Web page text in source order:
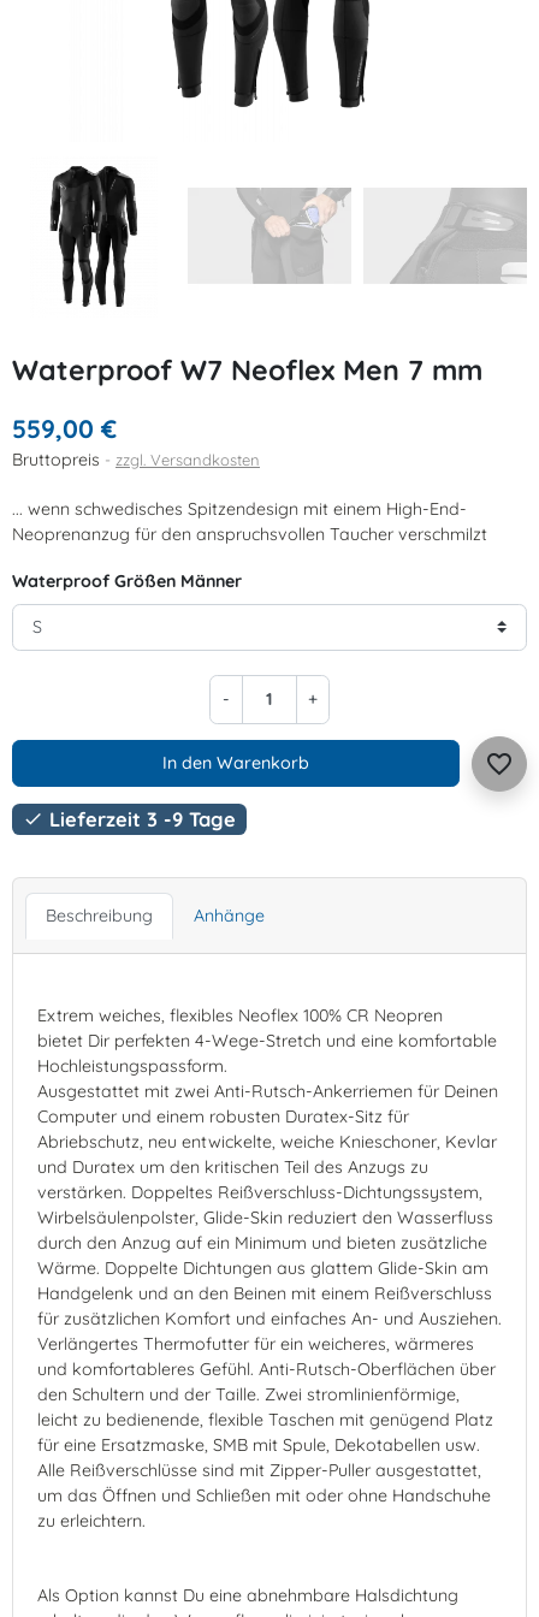
Waterproof W7 Neoflex Men 7 mm
559,00 €
Bruttopreis zzgl. Versandkosten
... wenn schwedisches Spitzendesign mit einem High-End-
Neoprenanzug für den anspruchsvollen Taucher verschmilzt
Waterproof Größen Männer
- +
In den Warenkorb favorite_border
 Lieferzeit 3 -9 Tage
Beschreibung Anhänge
Extrem weiches, flexibles Neoflex 100% CR Neopren
bietet Dir perfekten 4-Wege-Stretch und eine komfortable
Hochleistungspassform.
Ausgestattet mit zwei Anti-Rutsch-Ankerriemen für Deinen
Computer und einem robusten Duratex-Sitz für
Abriebschutz, neu entwickelte, weiche Knieschoner, Kevlar
und Duratex um den kritischen Teil des Anzugs zu
verstärken. Doppeltes Reißverschluss-Dichtungssystem,
Wirbelsäulenpolster, Glide-Skin reduziert den Wasserfluss
durch den Anzug auf ein Minimum und bieten zusätzliche
Wärme. Doppelte Dichtungen aus glattem Glide-Skin am
Handgelenk und an den Beinen mit einem Reißverschluss
für zusätzlichen Komfort und einfaches An- und Ausziehen.
Verlängertes Thermofutter für ein weicheres, wärmeres
und komfortableres Gefühl. Anti-Rutsch-Oberflächen über
den Schultern und der Taille. Zwei stromlinienförmige,
leicht zu bedienende, flexible Taschen mit genügend Platz
für eine Ersatzmaske, SMB mit Spule, Dekotabellen usw.
Alle Reißverschlüsse sind mit Zipper-Puller ausgestattet,
um das Öffnen und Schließen mit oder ohne Handschuhe
zu erleichtern.
Als Option kannst Du eine abnehmbare Halsdichtung